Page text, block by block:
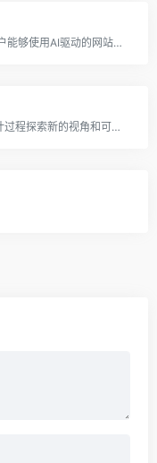
GetResponse的免费网站生成器使用户能够使用AI驱动的网站生成器模板创建没有任何编码知识的专业网站。
通过人工智能产生的火花，为您的设计过程探索新的视角和可能性